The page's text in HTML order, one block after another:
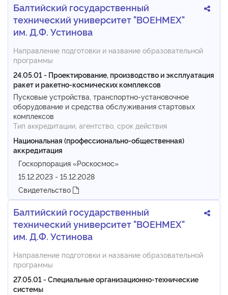
Балтийский государственный
технический университет "ВОЕНМЕХ"
им. Д.Ф. Устинова
Направление подготовки и название образовательной
программы
24.05.01 - Проектирование, производство и эксплуатация
ракет и ракетно-космических комплексов
Пусковые устройства, транспортно-установочное
оборудование и средства обслуживания стартовых
комплексов
Тип аккредитации, агентство, срок действия
Национальная (профессионально-общественная)
аккредитация
Госкорпорация «Роскосмос»
15.12.2023 - 15.12.2028
Свидетельство
Балтийский государственный
технический университет "ВОЕНМЕХ"
им. Д.Ф. Устинова
Направление подготовки и название образовательной
программы
27.05.01 - Специальные организационно-технические
системы